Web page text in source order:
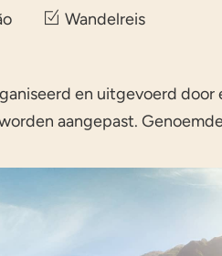
Wandelreis
en uitgevoerd door
aangepast.